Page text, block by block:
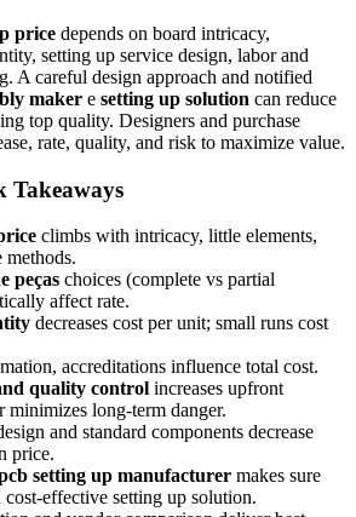
price depends on board intricacy,
setting up service design, labor and
A careful design approach and notified
maker e setting up solution can reduce
top quality. Designers and purchase
rate, quality, and risk to maximize value.
Takeaways
climbs with intricacy, little elements,
methods.
peças choices (complete vs partial
affect rate.
decreases cost per unit; small runs cost
accreditations influence total cost.
quality control increases upfront
minimizes long‑term danger.
and standard components decrease
price.
setting up manufacturer makes sure
cost‑effective setting up solution.